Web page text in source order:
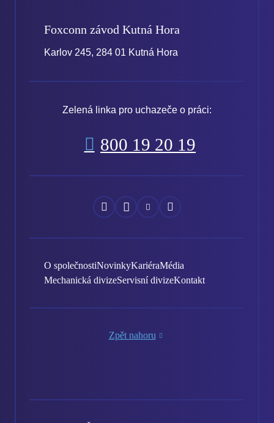
Foxconn závod Kutná Hora
Karlov 245, 284 01 Kutná Hora
Zelená linka pro uchazeče o práci:
800 19 20 19
Náš
Facebook
Náš
Instagram
Náš
YouTube
Náš
LinkedIn
O společnostiNovinkyKariéraMédia
Mechanická divizeServisní divizeKontakt
Zpět nahoru